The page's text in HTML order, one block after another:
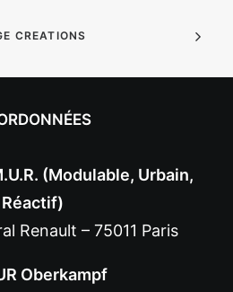
CREATIONS
(Modulable, Urbain,
Réactif)
Renault – 75011 Paris
Oberkampf